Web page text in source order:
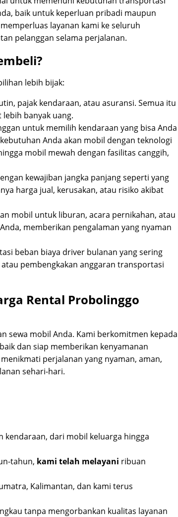
baik untuk keperluan pribadi maupun
layanan kami ke seluruh
pelanggan selama perjalanan.
lebih bijak:
pajak kendaraan, atau asuransi. Semua itu
banyak uang.
untuk memilih kendaraan yang bisa Anda
Anda akan mobil dengan teknologi
mobil mewah dengan fasilitas canggih,
kewajiban jangka panjang seperti yang
harga jual, kerusakan, atau risiko akibat
mobil untuk liburan, acara pernikahan, atau
memberikan pengalaman yang nyaman
beban biaya driver bulanan yang sering
pembengkakan anggaran transportasi
Rental Probolinggo
sewa mobil Anda. Kami berkomitmen kepada
dan siap memberikan kenyamanan
perjalanan yang nyaman, aman,
sehari-hari.
kendaraan, dari mobil keluarga hingga
tahun, kami telah melayani ribuan
Kalimantan, dan kami terus
tanpa mengorbankan kualitas layanan